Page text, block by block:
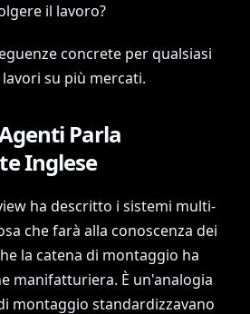
il lavoro?
concrete per qualsiasi
su più mercati.
Parla
Inglese
ha descritto i sistemi multi-
che farà alla conoscenza dei
la catena di montaggio ha
manifatturiera. È un'analogia
montaggio standardizzavano